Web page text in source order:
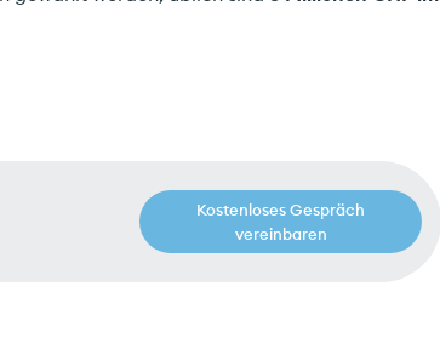
Kostenloses Gespräch
vereinbaren